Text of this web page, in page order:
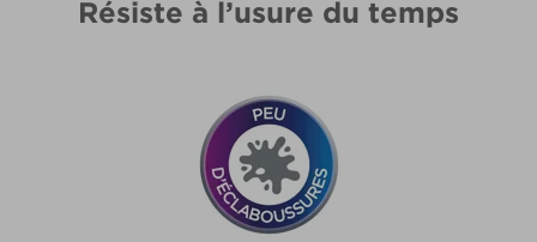
Résiste à l’usure du temps